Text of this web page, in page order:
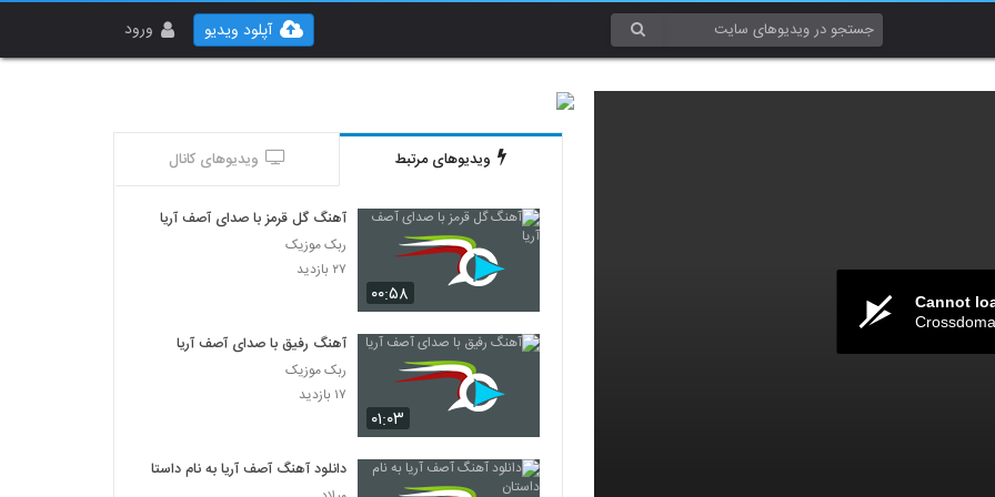
ورود آپلود ویدیو
Cannot
ویدیوهای مرتبط ویدیوهای کانال
۰۰:۵۸
آهنگ گل قرمز با صدای آصف آریا
ربک موزیک
۲۷ بازدید
۰۱:۰۳
آهنگ رفیق با صدای آصف آریا
ربک موزیک
۱۷ بازدید
دانلود آهنگ آصف آریا به نام داستان